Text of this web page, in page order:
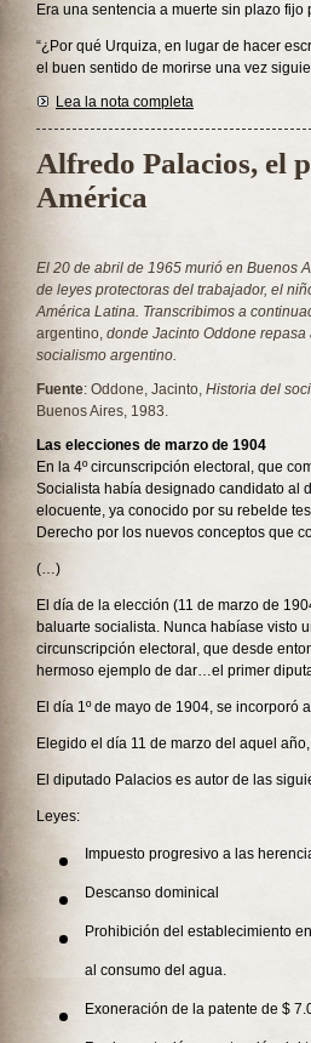
Era una sentencia a muerte sin plazo
“¿Por qué Urquiza, en lugar de hacer
el buen sentido de morirse una vez
Lea la nota completa
Alfredo Palacios, el
América
El 20 de abril de 1965 murió en Buenos
de leyes protectoras del trabajador, el
América Latina. Transcribimos a
argentino, donde Jacinto Oddone
socialismo argentino.
Fuente: Oddone, Jacinto, Historia del
Buenos Aires, 1983.
Las elecciones de marzo de 1904
En la 4º circunscripción electoral, que
Socialista había designado candidato al
elocuente, ya conocido por su rebelde
Derecho por los nuevos conceptos que
(…)
El día de la elección (11 de marzo de
baluarte socialista. Nunca habíase visto
circunscripción electoral, que desde
hermoso ejemplo de dar…el primer
El día 1º de mayo de 1904, se incorporó
Elegido el día 11 de marzo del aquel
El diputado Palacios es autor de las
Leyes:
Impuesto progresivo a las
Descanso dominical
Prohibición del establecimiento
al consumo del agua.
Exoneración de la patente de $